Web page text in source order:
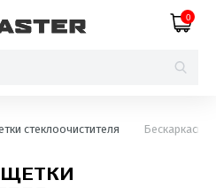
0
стеклоочистителя
ЩЕТКИ